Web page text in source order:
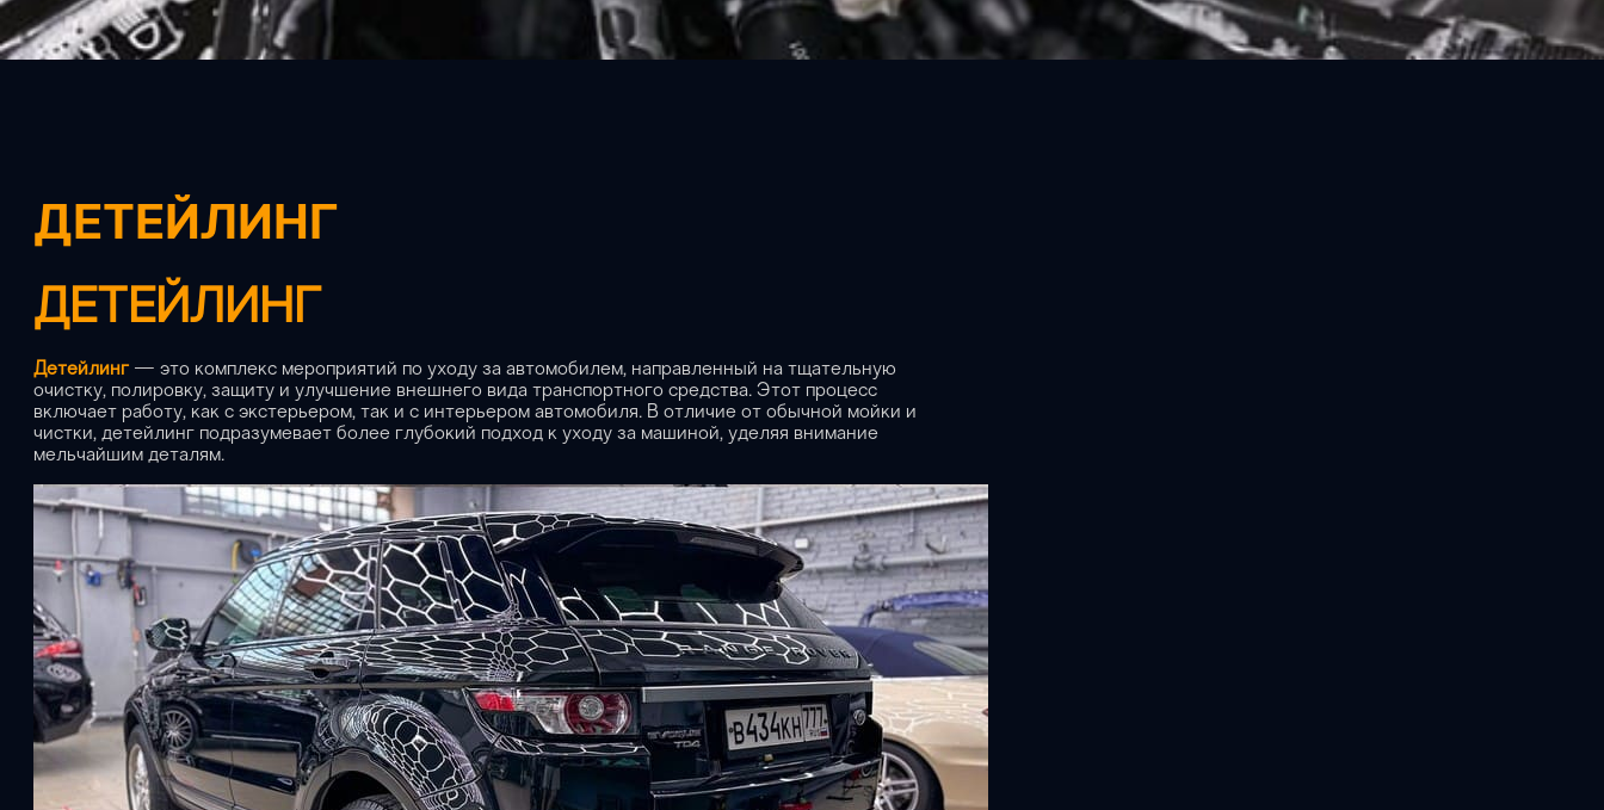
ДЕТЕЙЛИНГ
ДЕТЕЙЛИНГ
Детейлинг — это комплекс мероприятий по уходу за автомобилем, направленный на тщательную
очистку, полировку, защиту и улучшение внешнего вида транспортного средства. Этот процесс
включает работу, как с экстерьером, так и с интерьером автомобиля. В отличие от обычной мойки и
чистки, детейлинг подразумевает более глубокий подход к уходу за машиной, уделяя внимание
мельчайшим деталям.